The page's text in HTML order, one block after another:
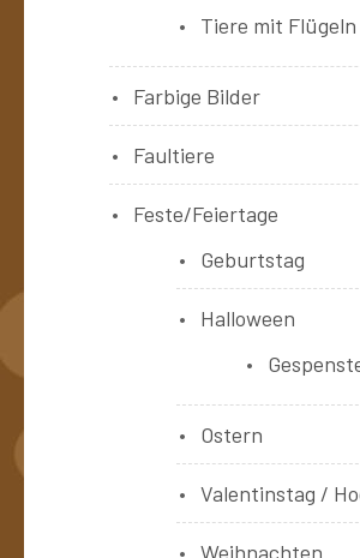
Tiere mit Flügeln
Farbige Bilder
Faultiere
Feste/Feiertage
Geburtstag
Halloween
Ostern
Valentinstag /
Weihnachten